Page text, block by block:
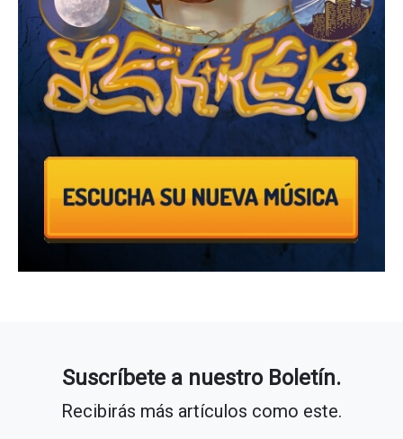
Suscríbete a nuestro Boletín.
Recibirás más artículos como este.